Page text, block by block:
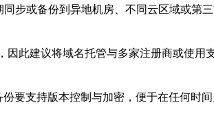
步或备份到异地机房、不同云区域或第
此建议将域名托管与多家注册商或使用
要支持版本控制与加密，便于在任何时